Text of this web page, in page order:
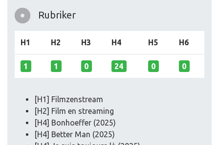
Rubriker
H1 H2 H3 H4 H5 H6
1 1 0 24 0 0
[H1] Filmzenstream
[H2] Film en streaming
[H4] Bonhoeffer (2025)
[H4] Better Man (2025)